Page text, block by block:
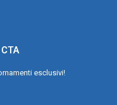
esclusivi!